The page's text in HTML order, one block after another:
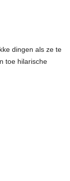
dingen als ze te
toe hilarische